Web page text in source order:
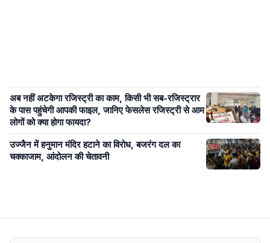
अब नहीं अटकेगा रजिस्ट्री का काम, किसी भी सब-रजिस्ट्रार
के पास पहुंचेगी आपकी फाइल, जानिए फेसलेस रजिस्ट्री से आम
लोगों को क्या होगा फायदा?
उज्जैन में हनुमान मंदिर हटाने का विरोध, बजरंग दल का
चक्काजाम, आंदोलन की चेतावनी